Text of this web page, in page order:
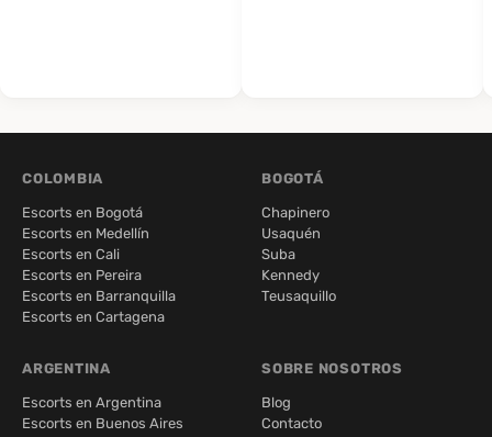
COLOMBIA
Escorts en Bogotá
Escorts en Medellín
Escorts en Cali
Escorts en Pereira
Escorts en Barranquilla
Escorts en Cartagena
BOGOTÁ
Chapinero
Usaquén
Suba
Kennedy
Teusaquillo
ARGENTINA
Escorts en Argentina
Escorts en Buenos Aires
SOBRE NOSOTROS
Blog
Contacto